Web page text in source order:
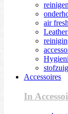
reinigen
air
Accessoires
In